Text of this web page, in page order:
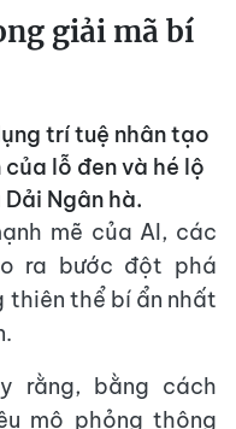
giải mã bí
trí tuệ nhân tạo
lỗ đen và hé lộ
Ngân hà.
mẽ của AI, các
ra bước đột phá
thiên thể bí ẩn nhất
rằng, bằng cách
mô phỏng thông